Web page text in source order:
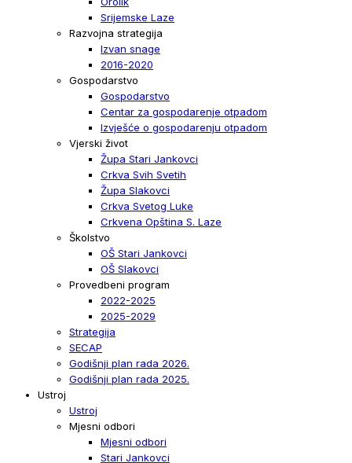
Srijemske Laze
Razvojna strategija
Izvan snage
2016-2020
Gospodarstvo
Gospodarstvo
Centar za gospodarenje otpadom
Izvješće o gospodarenju otpadom
Vjerski život
Župa Stari Jankovci
Crkva Svih Svetih
Župa Slakovci
Crkva Svetog Luke
Crkvena Opština S. Laze
Školstvo
OŠ Stari Jankovci
OŠ Slakovci
Provedbeni program
2022-2025
2025-2029
Strategija
SECAP
Godišnji plan rada 2026.
Godišnji plan rada 2025.
Ustroj
Ustroj
Mjesni odbori
Mjesni odbori
Stari Jankovci